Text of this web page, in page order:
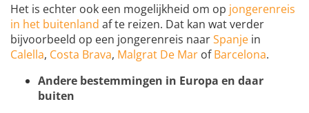
Het is echter ook een mogelijkheid om op jongerenreis
in het buitenland af te reizen. Dat kan wat verder
bijvoorbeeld op een jongerenreis naarSpanje in
Calella, Costa Brava, Malgrat De Mar ofBarcelona.
Andere bestemmingen in Europa en daar
buiten